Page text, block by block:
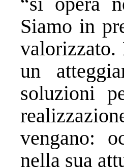
Siamo in
valorizzato.
un
soluzioni
vengano:
nella sua